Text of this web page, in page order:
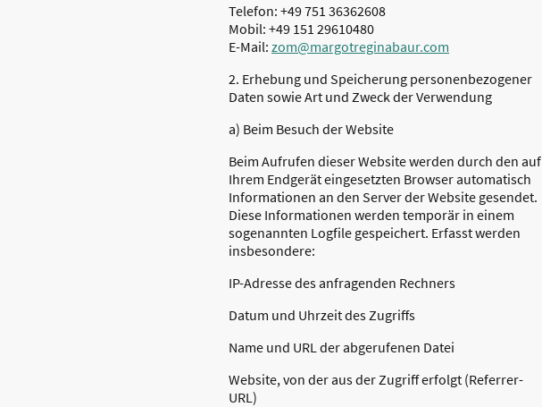
Telefon: +49 751 36362608
Mobil: +49 151 29610480
E-Mail: zom@margotreginabaur.com
2. Erhebung und Speicherung personenbezogener
Daten sowie Art und Zweck der Verwendung
a) Beim Besuch der Website
Beim Aufrufen dieser Website werden durch den auf
Ihrem Endgerät eingesetzten Browser automatisch
Informationen an den Server der Website gesendet.
Diese Informationen werden temporär in einem
sogenannten Logfile gespeichert. Erfasst werden
insbesondere:
IP-Adresse des anfragenden Rechners
Datum und Uhrzeit des Zugriffs
Name und URL der abgerufenen Datei
Website, von der aus der Zugriff erfolgt (Referrer-
URL)